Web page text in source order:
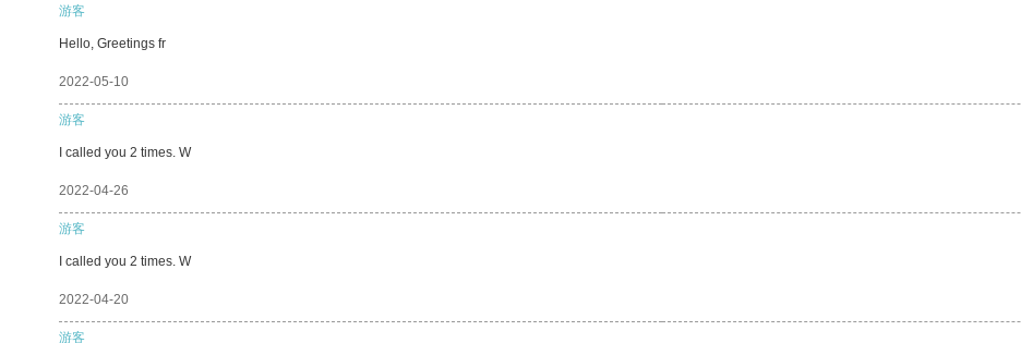
游客
Hello, Greetings fr
2022-05-10
游客
I called you 2 times. W
2022-04-26
游客
I called you 2 times. W
2022-04-20
游客